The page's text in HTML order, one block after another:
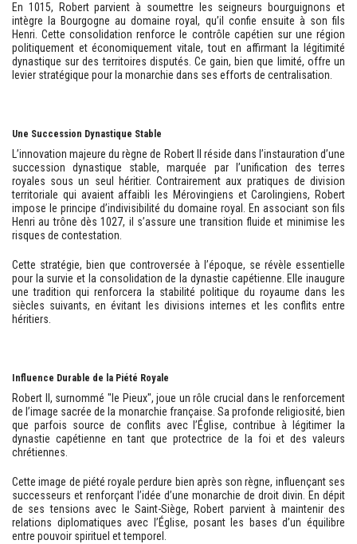
En 1015, Robert parvient à soumettre les seigneurs bourguignons et
intègre la Bourgogne au domaine royal, qu’il confie ensuite à son fils
Henri. Cette consolidation renforce le contrôle capétien sur une région
politiquement et économiquement vitale, tout en affirmant la légitimité
dynastique sur des territoires disputés. Ce gain, bien que limité, offre un
levier stratégique pour la monarchie dans ses efforts de centralisation.
Une Succession Dynastique Stable
L’innovation majeure du règne de Robert II réside dans l’instauration d’une
succession dynastique stable, marquée par l’unification des terres
royales sous un seul héritier. Contrairement aux pratiques de division
territoriale qui avaient affaibli les Mérovingiens et Carolingiens, Robert
impose le principe d’indivisibilité du domaine royal. En associant son fils
Henri au trône dès 1027, il s’assure une transition fluide et minimise les
risques de contestation.
Cette stratégie, bien que controversée à l’époque, se révèle essentielle
pour la survie et la consolidation de la dynastie capétienne. Elle inaugure
une tradition qui renforcera la stabilité politique du royaume dans les
siècles suivants, en évitant les divisions internes et les conflits entre
héritiers.
Influence Durable de la Piété Royale
Robert II, surnommé "le Pieux", joue un rôle crucial dans le renforcement
de l’image sacrée de la monarchie française. Sa profonde religiosité, bien
que parfois source de conflits avec l’Église, contribue à légitimer la
dynastie capétienne en tant que protectrice de la foi et des valeurs
chrétiennes.
Cette image de piété royale perdure bien après son règne, influençant ses
successeurs et renforçant l’idée d’une monarchie de droit divin. En dépit
de ses tensions avec le Saint-Siège, Robert parvient à maintenir des
relations diplomatiques avec l’Église, posant les bases d’un équilibre
entre pouvoir spirituel et temporel.